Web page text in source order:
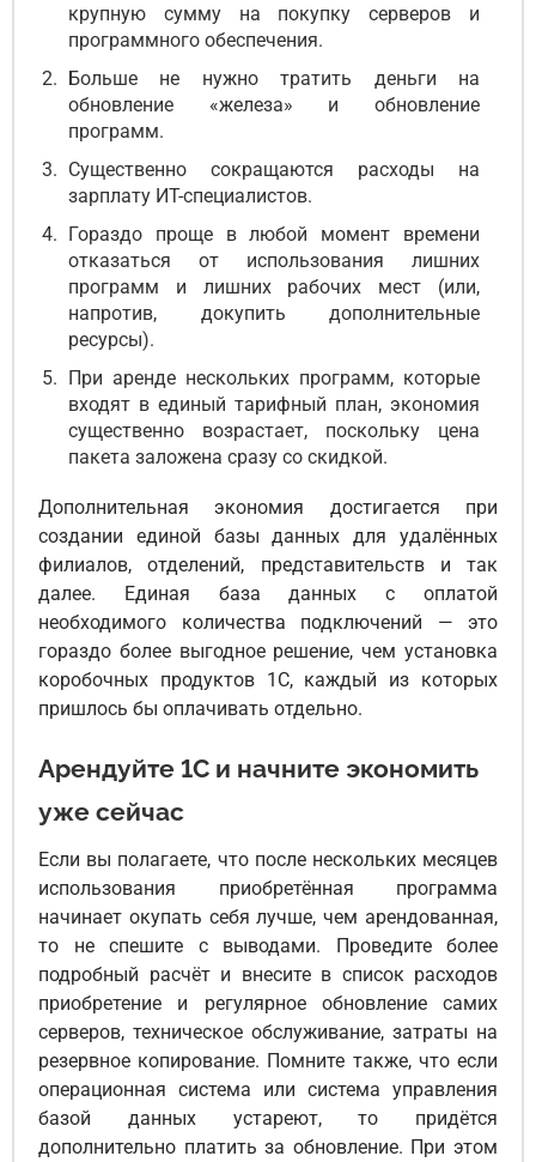
крупную сумму на покупку серверов и
программного обеспечения.
Больше не нужно тратить деньги на
обновление «железа» и обновление
программ.
Существенно сокращаются расходы на
зарплату ИТ-специалистов.
Гораздо проще в любой момент времени
отказаться от использования лишних
программ и лишних рабочих мест (или,
напротив, докупить дополнительные
ресурсы).
При аренде нескольких программ, которые
входят в единый тарифный план, экономия
существенно возрастает, поскольку цена
пакета заложена сразу со скидкой.
Дополнительная экономия достигается при
создании единой базы данных для удалённых
филиалов, отделений, представительств и так
далее. Единая база данных с оплатой
необходимого количества подключений — это
гораздо более выгодное решение, чем установка
коробочных продуктов 1С, каждый из которых
пришлось бы оплачивать отдельно.
Арендуйте 1С и начните экономить
уже сейчас
Если вы полагаете, что после нескольких месяцев
использования приобретённая программа
начинает окупать себя лучше, чем арендованная,
то не спешите с выводами. Проведите более
подробный расчёт и внесите в список расходов
приобретение и регулярное обновление самих
серверов, техническое обслуживание, затраты на
резервное копирование. Помните также, что если
операционная система или система управления
базой данных устареют, то придётся
дополнительно платить за обновление. При этом